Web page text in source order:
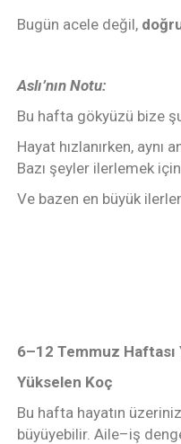
Bugün acele değil,
Aslı’nın Notu:
Bu hafta gökyüzü bize
Hayat hızlanırken,
Bazı şeyler ilerlemek
Ve bazen en büyük
6–12 Temmuz
Yükselen Koç
Bu hafta hayatın
büyüyebilir. Aile–iş